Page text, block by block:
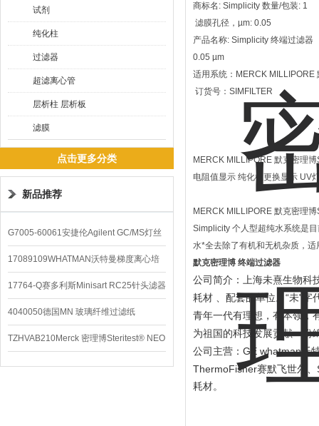
试剂
纯化柱
过滤器
超滤离心管
层析柱 层析板
滤膜
点击更多分类
新品推荐
G7005-60061安捷伦Agilent GC/MS灯丝
配件
17089109WHATMAN沃特曼梯度离心培
养基
17764-Q赛多利斯Minisart RC25针头滤器
4040050德国MN 玻璃纤维过滤纸
TZHVAB210Merck 密理博Steritest® NEO
设备
商标名: Simplicity 数量/包装: 1
滤膜孔径，µm: 0.05
产品名称: Simplicity 终端过滤器
0.05 µm
适用系统：MERCK
订货号：SIMFILTER
MERCK MILLIPORE 默克密理
电阻值显示 纯化柱更换显示 UV
MERCK MILLIPORE 默克密理
Simplicity 个人型超纯水系统是
水*全去除了有机和无机杂质，
默克密理博 终端过滤器
公司简介：上海未熹生物科
耗材 、配套的单位。 “未"
字
青年一代有理想，有本领，
为祖国的科技发展贡献一份
公司主营： GE whatman 沃
ThermoFisher赛默飞世尔、
耗材。